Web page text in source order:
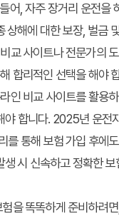
어, 자주 장거리 운전
상해에 대한 보장, 벌금
교 사이트나 전문가의
합리적인 선택을 해야
인 비교 사이트를 활용
야 합니다. 2025년 운전
를 통해 보험 가입 후에
생 시 신속하고 정확한
을 똑똑하게 준비하려